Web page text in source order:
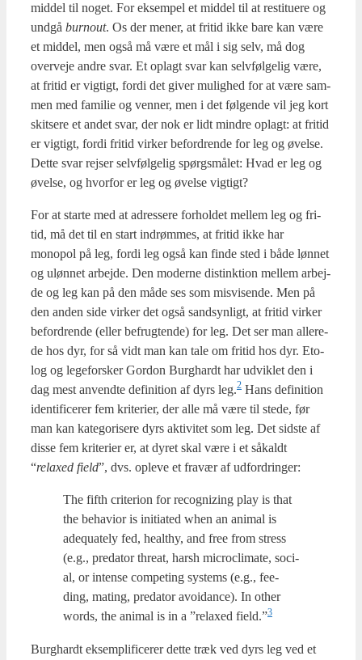
mid­del til noget. For eksem­pel et mid­del til at resti­tu­e­re og
und­gå bur­nout. Os der mener, at fri­tid ikke bare kan være
et mid­del, men også må være et mål i sig selv, må dog
over­ve­je andre svar. Et oplagt svar kan selv­føl­ge­lig være,
at fri­tid er vig­tigt, for­di det giver mulig­hed for at være sam­
men med fami­lie og ven­ner, men i det føl­gen­de vil jeg kort
skit­se­re et andet svar, der nok er lidt min­dre oplagt: at fri­tid
er vig­tigt, for­di fri­tid vir­ker befor­dren­de for leg og øvel­se.
Det­te svar rej­ser selv­føl­ge­lig spørgs­må­let: Hvad er leg og
øvel­se, og hvor­for er leg og øvel­se vig­tigt?
For at star­te med at adres­se­re for­hol­det mel­lem leg og fri­
tid, må det til en start indrøm­mes, at fri­tid ikke har
monopol på leg, for­di leg også kan fin­de sted i både løn­net
og uløn­net arbej­de. Den moder­ne distink­tion mel­lem arbej­
de og leg kan på den måde ses som mis­vi­sen­de. Men på
den anden side vir­ker det også sand­syn­ligt, at fri­tid vir­ker
befor­dren­de (eller befrug­ten­de) for leg. Det ser man alle­re­
de hos dyr, for så vidt man kan tale om fri­tid hos dyr. Eto­
log og lege­for­sker Gor­don Burg­hardt har udvik­let den i
dag mest anvend­te defi­ni­tion af dyrs leg.2 Hans defi­ni­tion
iden­ti­fi­ce­rer fem kri­te­ri­er, der alle må være til ste­de, før
man kan kate­go­ri­se­re dyrs akti­vi­tet som leg. Det sid­ste af
dis­se fem kri­te­ri­er er, at dyret skal være i et såkaldt
“relaxed field”, dvs. ople­ve et fra­vær af udfor­drin­ger:
The fifth cri­te­rion for recog­nizing play is that
the behavi­or is ini­ti­a­ted when an ani­mal is
adequa­te­ly fed, healt­hy, and free from stress
(e.g., pre­da­tor thre­at, harsh micro­cli­ma­te, soci­
al, or inten­se com­pe­ting systems (e.g., fee­
ding, mat­ing, pre­da­tor avoi­dan­ce). In other
words, the ani­mal is in a ”relaxed field.”3
Burg­hardt eksem­pli­fi­ce­rer det­te træk ved dyrs leg ved et